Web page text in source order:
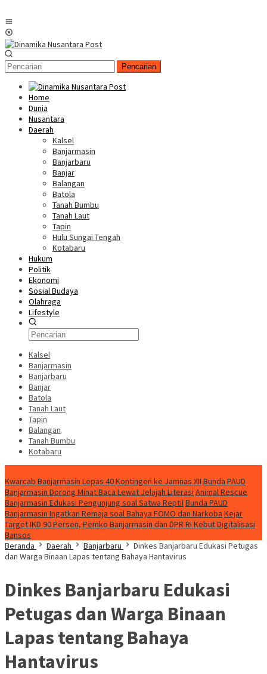
Pencarian
Home
Dunia
Nusantara
Daerah
Kalsel
Banjarmasin
Banjarbaru
Banjar
Balangan
Batola
Tanah Bumbu
Tanah Laut
Tapin
Hulu Sungai Tengah
Kotabaru
Hukum
Politik
Ekonomi
Sosial Budaya
Olahraga
Lifestyle
Kalsel
Banjarmasin
Banjarbaru
Banjar
Batola
Tanah Laut
Tapin
Balangan
Tanah Bumbu
Kotabaru
Kwarcab Banjarmasin Lepas 40 Kontingen ke Jamnas XII Bunda PAUD
Banjarmasin Dorong Minat Baca Lewat Jelajah Literasi Animal Rescue
Banjarmasin Edukasi Pengunjung soal Satwa ReptilBunda PAUD
Banjarmasin Ingatkan Remaja soal Bahaya FOMO dan Narkoba Kejar
Target IKD 90 Persen, Pemko Banjarmasin dan DPR RI Kebut Digitalisasi
Bansos
Beranda
Daerah Banjarbaru
Dinkes Banjarbaru Edukasi Petugas
dan Warga Binaan Lapas tentang Bahaya Hantavirus
Dinkes Banjarbaru Edukasi
Petugas dan Warga Binaan
Lapas tentang Bahaya
Hantavirus